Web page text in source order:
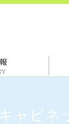
キャビネ